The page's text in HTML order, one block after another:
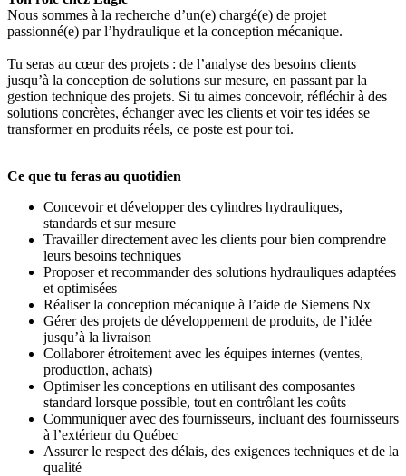
Nous sommes à la recherche d’un(e) chargé(e) de projet
passionné(e) par l’hydraulique et la conception mécanique.
Tu seras au cœur des projets : de l’analyse des besoins clients
jusqu’à la conception de solutions sur mesure, en passant par la
gestion technique des projets. Si tu aimes concevoir, réfléchir à des
solutions concrètes, échanger avec les clients et voir tes idées se
transformer en produits réels, ce poste est pour toi.
Ce que tu feras au quotidien
Concevoir et développer des cylindres hydrauliques,
standards et sur mesure
Travailler directement avec les clients pour bien comprendre
leurs besoins techniques
Proposer et recommander des solutions hydrauliques adaptées
et optimisées
Réaliser la conception mécanique à l’aide de Siemens Nx
Gérer des projets de développement de produits, de l’idée
jusqu’à la livraison
Collaborer étroitement avec les équipes internes (ventes,
production, achats)
Optimiser les conceptions en utilisant des composantes
standard lorsque possible, tout en contrôlant les coûts
Communiquer avec des fournisseurs, incluant des fournisseurs
à l’extérieur du Québec
Assurer le respect des délais, des exigences techniques et de la
qualité